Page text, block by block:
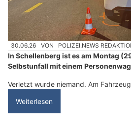
30.06.26 VON POLIZEI.NEWS
In Schellenberg ist es am Montag
Selbstunfall mit einem
Verletzt wurde niemand. Am
Weiterlesen